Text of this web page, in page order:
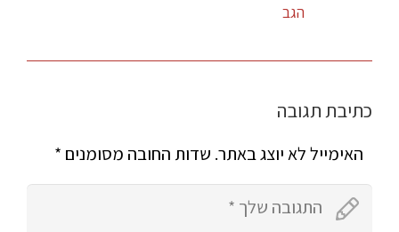
הגב
כתיבת תגובה
האימייל לא יוצג באתר. שדות החובה מסומנים *